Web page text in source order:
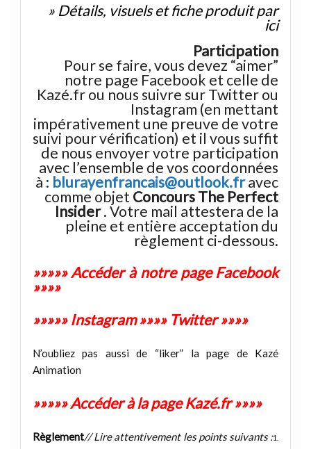
» Détails, visuels et fiche produit par
ici
Participation
Pour se faire, vous devez “aimer”
notre page Facebook et celle de
Kazé.fr ou nous suivre sur Twitter ou
Instagram (en mettant
impérativement une preuve de votre
suivi pour vérification) et il vous suffit
de nous envoyer votre participation
avec l’ensemble de vos coordonnées
à : blurayenfrancais@outlook.fravec
comme objet Concours The Perfect
Insider. Votre mail attestera de la
pleine et entière acceptation du
règlement ci-dessous.
»»»»» Accéder à notre page Facebook
»»»»
»»»»» Instagram »»»» Twitter »»»»
N’oubliez pas aussi de “liker” la page de Kazé
Animation
»»»»» Accéder à la page Kazé.fr »»»»
Règlement// Lire attentivement les points suivants :1.